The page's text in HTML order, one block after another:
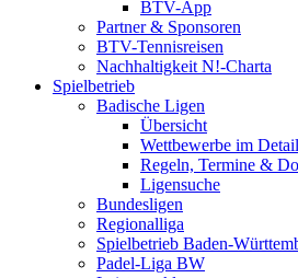
BTV-App
Partner & Sponsoren
BTV-Tennisreisen
Nachhaltigkeit N!-Charta
Spielbetrieb
Badische Ligen
Übersicht
Wettbewerbe im Detail
Regeln, Termine &
Ligensuche
Bundesligen
Regionalliga
Spielbetrieb Baden-
Padel-Liga BW